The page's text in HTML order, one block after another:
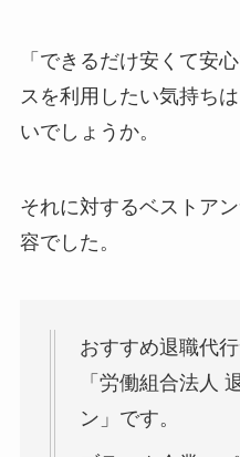
「できるだけ安くて安
スを利用したい気持ち
いでしょうか。
それに対するベストア
容でした。
おすすめ退職代
「労働組合法人
ン」です。